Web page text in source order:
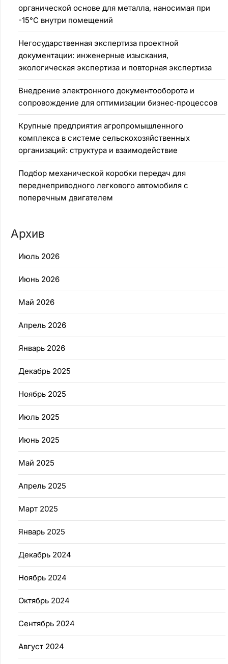
органической основе для металла, наносимая при
-15°C внутри помещений
Негосударственная экспертиза проектной
документации: инженерные изыскания,
экологическая экспертиза и повторная экспертиза
Внедрение электронного документооборота и
сопровождение для оптимизации бизнес‑процессов
Крупные предприятия агропромышленного
комплекса в системе сельскохозяйственных
организаций: структура и взаимодействие
Подбор механической коробки передач для
переднеприводного легкового автомобиля с
поперечным двигателем
Архив
Июль 2026
Июнь 2026
Май 2026
Апрель 2026
Январь 2026
Декабрь 2025
Ноябрь 2025
Июль 2025
Июнь 2025
Май 2025
Апрель 2025
Март 2025
Январь 2025
Декабрь 2024
Ноябрь 2024
Октябрь 2024
Сентябрь 2024
Август 2024